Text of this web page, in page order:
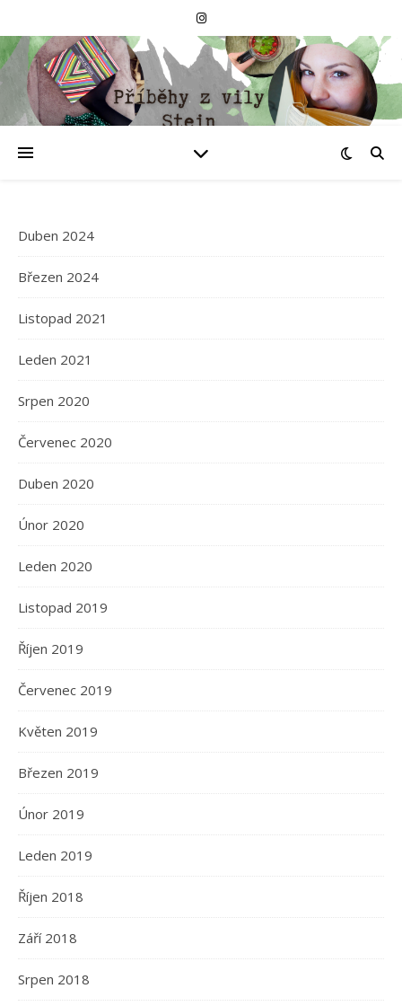
Duben 2024
Březen 2024
Listopad 2021
Leden 2021
Srpen 2020
Červenec 2020
Duben 2020
Únor 2020
Leden 2020
Listopad 2019
Říjen 2019
Červenec 2019
Květen 2019
Březen 2019
Únor 2019
Leden 2019
Říjen 2018
Září 2018
Srpen 2018